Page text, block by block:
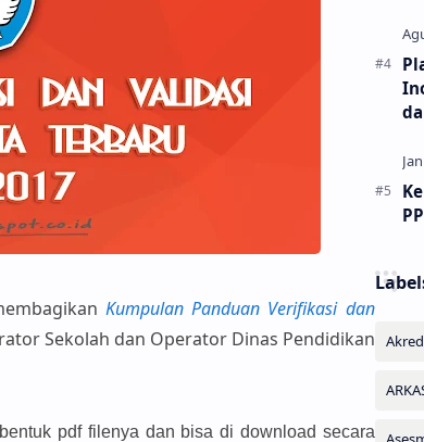
Kumpulan Panduan Verifikasi dan
Sekolah dan Operator Dinas Pendidikan
pdf filenya dan bisa di download secara